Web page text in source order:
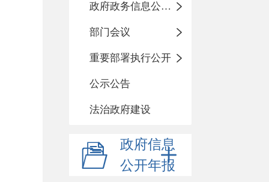
政府政务信息公开目录
部门会议
重要部署执行公开
公示公告
法治政府建设
政府信息
公开年报